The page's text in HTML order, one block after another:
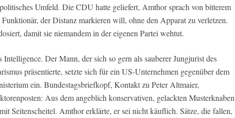
Umfeld. Die CDU hatte geliefert, Amthor sprach von bitterem
der Distanz markieren will, ohne den Apparat zu verletzen.
damit sie niemandem in der eigenen Partei wehtut.
Der Mann, der sich so gern als sauberer Jungjurist des
präsentierte, setzte sich für ein US-Unternehmen gegenüber dem
ein. Bundestagsbriefkopf, Kontakt zu Peter Altmaier,
Aus dem angeblich konservativen, gelackten Musterknaben
Seitenscheitel. Amthor erklärte, er sei nicht käuflich. Sätze, die fallen,